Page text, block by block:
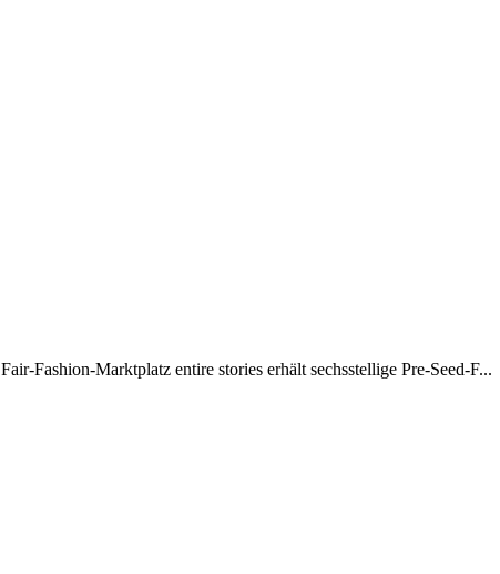
Fair-Fashion-Marktplatz entire stories erhält sechsstellige Pre-Seed-F...